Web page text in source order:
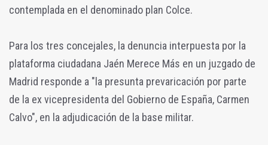
contemplada en el denominado plan Colce.
Para los tres concejales, la denuncia interpuesta por la
plataforma ciudadana Jaén Merece Más en un juzgado de
Madrid responde a "la presunta prevaricación por parte
de la ex vicepresidenta del Gobierno de España, Carmen
Calvo", en la adjudicación de la base militar.